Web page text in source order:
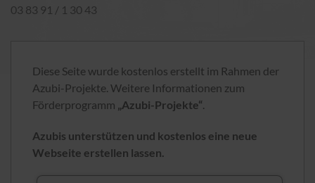
03 83 91 / 1 30 43
Diese Seite wurde kostenlos erstellt im Rahmen der
Azubi-Projekte. Weitere Informationen zum
Förderprogramm „Azubi-Projekte“.
Azubis unterstützen und kostenlos eine neue
Webseite erstellen lassen.